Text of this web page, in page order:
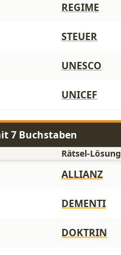
REGIME
STEUER
UNESCO
UNICEF
7 Buchstaben
Rätsel-Lösung
ALLIANZ
DEMENTI
DOKTRIN